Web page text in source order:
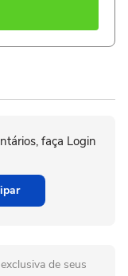
faça Login
de seus